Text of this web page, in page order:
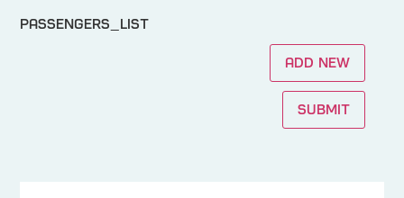
passengers_list
Add new
Submit